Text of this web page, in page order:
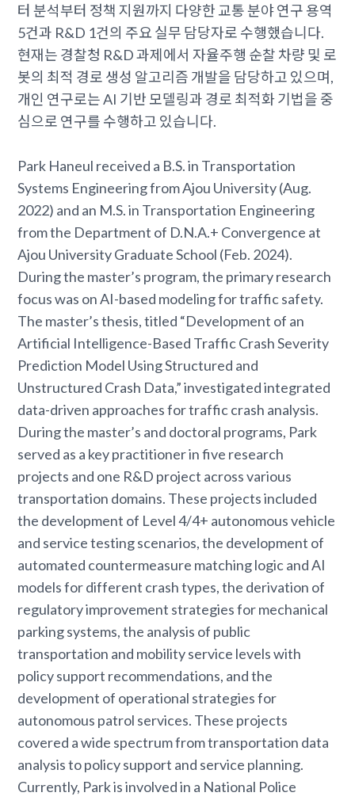
터 분석부터 정책 지원까지 다양한 교통 분야 연구 용역
5건과 R&D 1건의 주요 실무 담당자로 수행했습니다.
현재는 경찰청 R&D 과제에서 자율주행 순찰 차량 및 로
봇의 최적 경로 생성 알고리즘 개발을 담당하고 있으며,
개인 연구로는 AI 기반 모델링과 경로 최적화 기법을 중
심으로 연구를 수행하고 있습니다.
Park Haneul received a B.S. in Transportation
Systems Engineering from Ajou University (Aug.
2022) and an M.S. in Transportation Engineering
from the Department of D.N.A.+ Convergence at
Ajou University Graduate School (Feb. 2024).
During the master’s program, the primary research
focus was on AI-based modeling for traffic safety.
The master’s thesis, titled “Development of an
Artificial Intelligence-Based Traffic Crash Severity
Prediction Model Using Structured and
Unstructured Crash Data,” investigated integrated
data-driven approaches for traffic crash analysis.
During the master’s and doctoral programs, Park
served as a key practitioner in five research
projects and one R&D project across various
transportation domains. These projects included
the development of Level 4/4+ autonomous vehicle
and service testing scenarios, the development of
automated countermeasure matching logic and AI
models for different crash types, the derivation of
regulatory improvement strategies for mechanical
parking systems, the analysis of public
transportation and mobility service levels with
policy support recommendations, and the
development of operational strategies for
autonomous patrol services. These projects
covered a wide spectrum from transportation data
analysis to policy support and service planning.
Currently, Park is involved in a National Police